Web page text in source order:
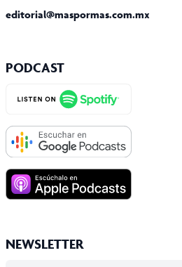
editorial@maspormas.com.mx
PODCAST
NEWSLETTER